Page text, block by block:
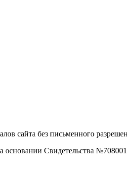
сайта без письменного
основании Свидетельства №708001